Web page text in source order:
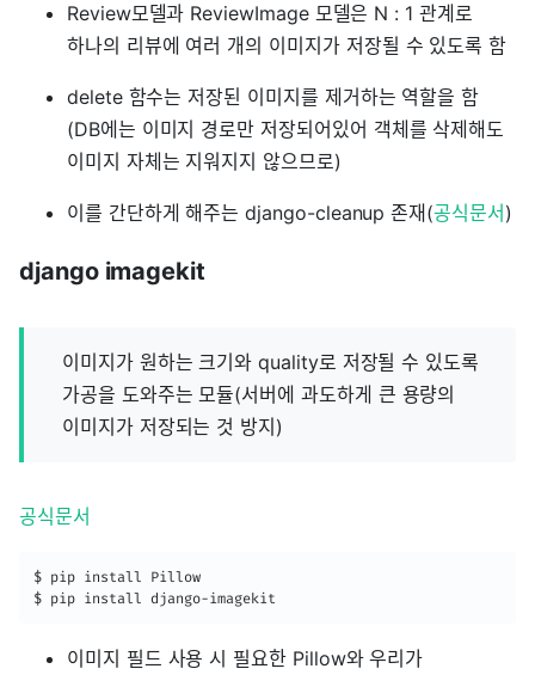
Review모델과 ReviewImage 모델은 N : 1 관계로
하나의 리뷰에 여러 개의 이미지가 저장될 수 있도록 함
delete 함수는 저장된 이미지를 제거하는 역할을 함
(DB에는 이미지 경로만 저장되어있어 객체를 삭제해도
이미지 자체는 지워지지 않으므로)
이를 간단하게 해주는 django-cleanup 존재(공식문서 )
django imagekit
이미지가 원하는 크기와 quality로 저장될 수 있도록
가공을 도와주는 모듈(서버에 과도하게 큰 용량의
이미지가 저장되는 것 방지)
공식문서
$ pip install Pillow
$ pip install django-imagekit
이미지 필드 사용 시 필요한 Pillow와 우리가